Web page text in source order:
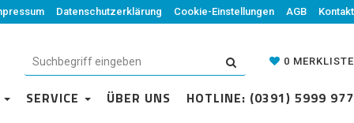
Datenschutzerklärung Cookie-Einstellungen AGB Kontakt
0 MERKLISTE
ÜBER UNS HOTLINE: (0391) 5999 977
Datenschutzerklärung Cookie-Einstellungen AGB Kontakt
0 MERKLISTE
SERVICE ÜBER UNS HOTLINE: (0391) 5999 977